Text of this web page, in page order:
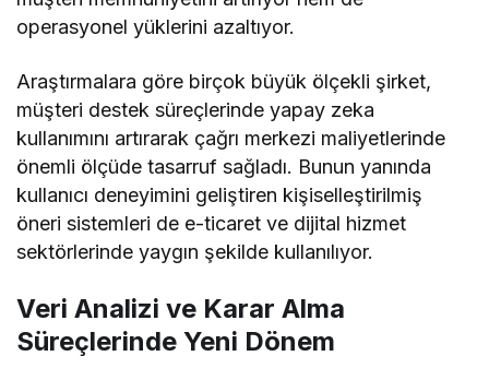
operasyonel yüklerini azaltıyor.
Araştırmalara göre birçok büyük ölçekli şirket,
müşteri destek süreçlerinde yapay zeka
kullanımını artırarak çağrı merkezi maliyetlerinde
önemli ölçüde tasarruf sağladı. Bunun yanında
kullanıcı deneyimini geliştiren kişiselleştirilmiş
öneri sistemleri de e-ticaret ve dijital hizmet
sektörlerinde yaygın şekilde kullanılıyor.
Veri Analizi ve Karar Alma
Süreçlerinde Yeni Dönem